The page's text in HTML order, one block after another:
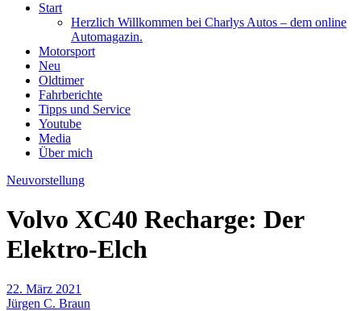
Start
Herzlich Willkommen bei Charlys Autos – dem online
Automagazin.
Motorsport
Neu
Oldtimer
Fahrberichte
Tipps und Service
Youtube
Media
Über mich
Neuvorstellung
Volvo XC40 Recharge: Der
Elektro-Elch
22. März 2021
Jürgen C. Braun